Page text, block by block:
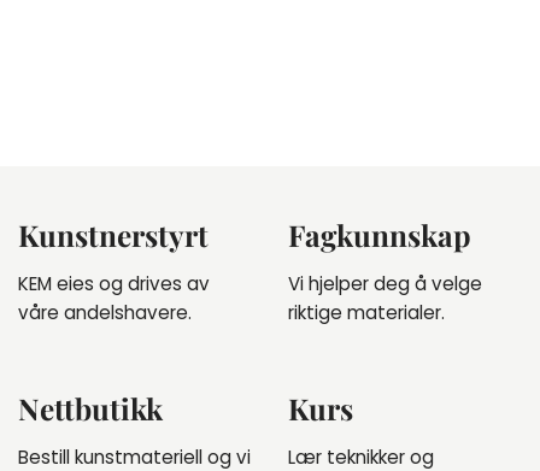
Kunstnerstyrt
KEM eies og drives av
våre andelshavere.
Fagkunnskap
Vi hjelper deg å velge
riktige materialer.
Nettbutikk
Bestill kunstmateriell og vi
Kurs
Lær teknikker og